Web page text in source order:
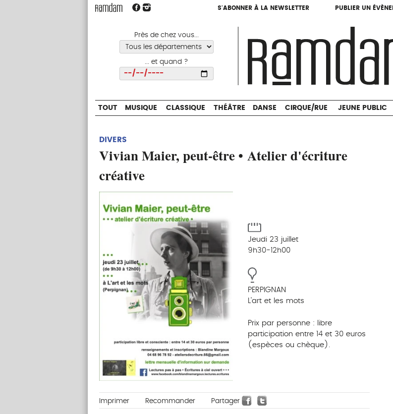
S'ABONNER À LA NEWSLETTER PUBLIER UN
Près de chez vous...
... et quand ?
S'ABONNER À LA NEWSLETTER PUBLIER UN
CIRQUE/RUE
TOUT MUSIQUE CLASSIQUE THÉÂTRE DANSE CIRQUE/RUE JEUNE PUBLIC
DIVERS
Vivian Maier, peut-être • Atelier d'écriture
créative
Jeudi 23 juillet
9h30-12h00
PERPIGNAN
L'art et les mots
Prix par personne : libre
participation entre 14 et 30 euros
(espèces ou chèque).
Imprimer Recommander Partager